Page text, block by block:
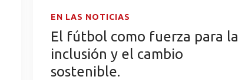
EN LAS NOTICIAS
El fútbol como fuerza para la
inclusión y el cambio
sostenible.